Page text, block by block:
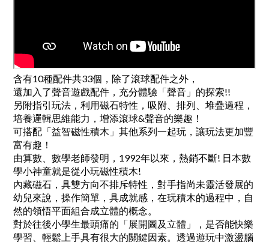
含有10種配件共33個，除了滾球配件之外，
還加入了聲音遊戲配件，充分體驗「聲音」的探索!!
另附指引玩法，利用磁石特性，吸附、排列、堆疊過程，
培養邏輯思維能力，增添滾球&聲音的樂趣！
可搭配「益智磁性積木」其他系列一起玩，讓玩法更加豐
富有趣！
由算數、數學老師發明，1992年以來，熱銷不斷! 日本數
學小神童就是從小玩磁性積木!
內藏磁石，具雙方向不排斥特性，對手指尚未靈活發展的
幼兒來說，操作簡單，具成就感，在玩積木的過程中，自
然的領悟平面組合成立體的概念。
對於往後小學生最頭痛的「展開圖及立體」，是否能快樂
學習、輕鬆上手具有很大的關鍵因素。透過遊玩中激盪腦